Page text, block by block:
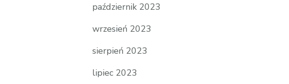
październik 2023
wrzesień 2023
sierpień 2023
lipiec 2023